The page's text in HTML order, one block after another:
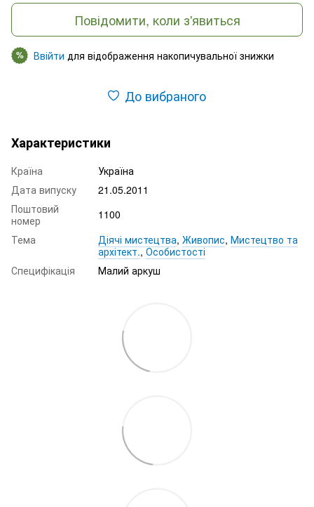
Повідомити, коли з'явиться
% Ввійти для відображення накопичувальної знижки
До вибраного
Характеристики
Країна
Україна
Дата випуску
21.05.2011
Поштовий
номер
1100
Тема
Діячі мистецтва, Живопис, Мистецтво та
архітект.,Особистості
Специфікація
Малий аркуш